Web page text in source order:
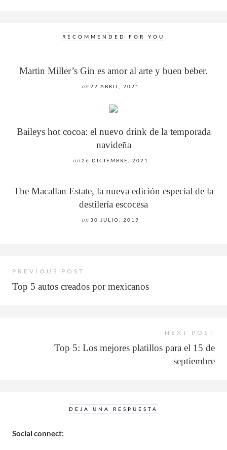
RECOMMENDED FOR YOU
Martin Miller’s Gin es amor al arte y buen beber.
on 22 ABRIL, 2021
Baileys hot cocoa: el nuevo drink de la temporada
navideña
on 26 DICIEMBRE, 2021
The Macallan Estate, la nueva edición especial de la
destilería escocesa
on 30 JULIO, 2019
PREVIOUS POST
Top 5 autos creados por mexicanos
NEXT POST
Top 5: Los mejores platillos para el 15 de
septiembre
DEJA UNA RESPUESTA
Social connect: